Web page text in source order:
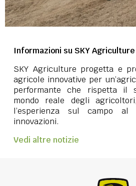
Informazioni su SKY Agriculture
SKY Agriculture progetta e
agricole innovative per
performante che rispetta il
mondo reale degli
l’esperienza sul campo
innovazioni.
Vedi altre notizie